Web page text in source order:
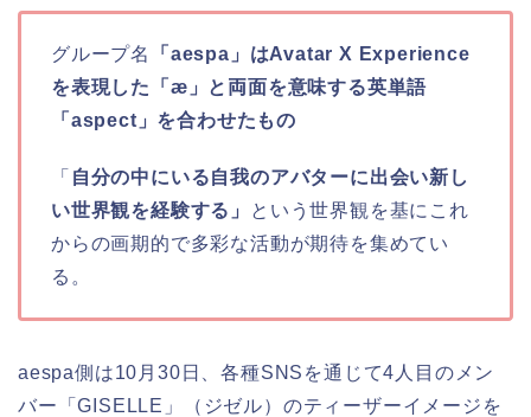
グループ名
「aespa」はAvatar X Experience
を表現した「æ」と両面を意味する英単語
「aspect」を合わせたもの
「 自分の中にいる自我のアバターに出会い新し
い世界観を経験する」
という世界観を基にこれ
からの画期的で多彩な活動が期待を集めてい
る。
aespa側は10月30日、各種SNSを通じて4人目のメン
バー「GISELLE」（ジゼル）のティーザーイメージを